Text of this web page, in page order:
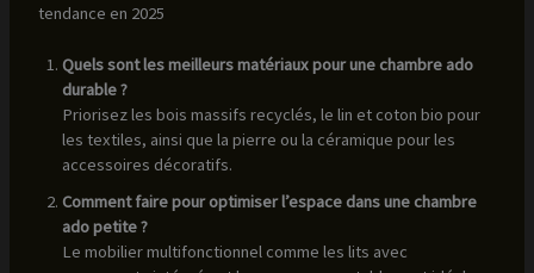
tendance en 2025
Quels sont les meilleurs matériaux pour une chambre ado
durable ?
Priorisez les bois massifs recyclés, le lin et coton bio pour
les textiles, ainsi que la pierre ou la céramique pour les
accessoires décoratifs.
Comment faire pour optimiser l’espace dans une chambre
ado petite ?
Le mobilier multifonctionnel comme les lits avec